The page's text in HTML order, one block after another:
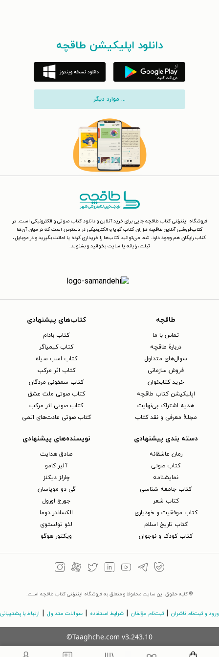
دانلود اپلیکیشن طاقچه
... موارد دیگر
فروشگاه اینترنتی کتاب طاقچه جایی برای خرید آنلاین و دانلود کتاب صوتی و الکترونیکی است. در
کتاب‌فروشی آنلاین طاقچه هزاران کتاب گویا و الکترونیکی در دسترس است که در میان آن‌ها
کتاب رایگان هم وجود دارد. شما می‌توانید کتاب‌ها را خریداری کرده یا امانت بگیرید و در موبایل،
تبلت، رایانه یا سایت بخوانید و بشنوید.
طاقچه
تماس با ما
دربارهٔ طاقچه
سوال‌های متداول
فروش سازمانی
خرید کتابخوان
اپلیکیشن کتاب طاقچه
هدیه اشتراک بی‌نهایت
مجلهٔ معرفی و نقد کتاب
کتاب‌های پیشنهادی
کتاب بادام
کتاب کیمیاگر
کتاب اسب سیاه
کتاب اثر مرکب
کتاب سمفونی مردگان
کتاب صوتی ملت عشق
کتاب صوتی اثر مرکب
کتاب صوتی عادت‌های اتمی
دسته بندی پیشنهادی
رمان عاشقانه
کتاب‌ صوتی
نمایشنامه
کتاب جامعه شناسی
کتاب شعر
کتاب موفقیت و خودیاری
کتاب تاریخ اسلام
کتاب کودک و نوجوان
نویسنده‌های پیشنهادی
صادق هدایت
آلبر کامو
چارلز دیکنز
گی دو موپاسان
جورج اورول
الکساندر دوما
لئو تولستوی
ویکتور هوگو
© کلیه حقوق این سایت محفوظ و متعلق به فروشگاه اینترنتی کتاب طاقچه است.
ورود و ثبت‌نام ناشران ثبت‌نام مؤلفان شرایط استفاده سوالات متداول ارتباط با پشتیبانی
©Taaghche.com v3.243.10